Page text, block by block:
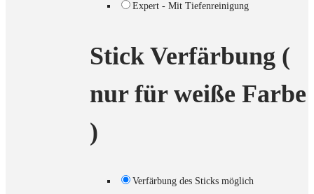
Expert - Mit Tiefenreinigung
Stick Verfärbung (
nur für weiße Farbe
)
Verfärbung des Sticks möglich